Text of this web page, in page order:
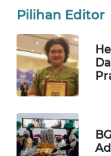
Pilihan Editor
WAHANA
WAHANA
OTOMOTIF
WAHANA
HEALTH